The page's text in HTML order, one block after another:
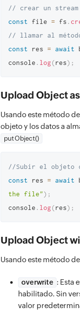
// crear un
const file = fs .
// llamar al
const res = await
console . log(res) ;
Upload Object
Usando este método
objeto y los datos a
putObject()
//Subir el objeto
const res = await
the file") ;
console . log(res) ;
Upload Object
Usando este método
overwrite : Esta
habilitado. Sin
valor